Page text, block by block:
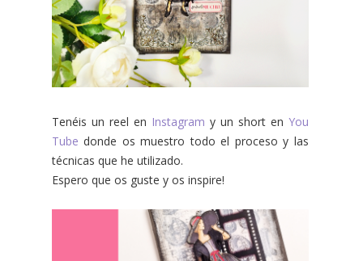
Tenéis un reel en Instagram y un short en You
Tube donde os muestro todo el proceso y las
técnicas que he utilizado.
Espero que os guste y os inspire!